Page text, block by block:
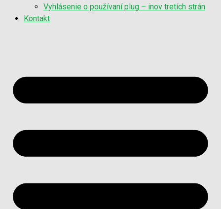
Vyhlásenie o používaní plug – inov tretích strán
Kontakt